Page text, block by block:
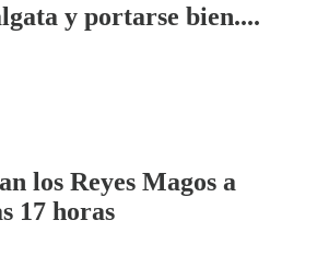
y portarse bien....
los Reyes Magos a
17 horas